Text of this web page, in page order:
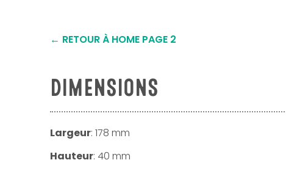
← RETOUR À HOME PAGE 2
DIMENSIONS
Largeur: 178 mm
Hauteur: 40 mm